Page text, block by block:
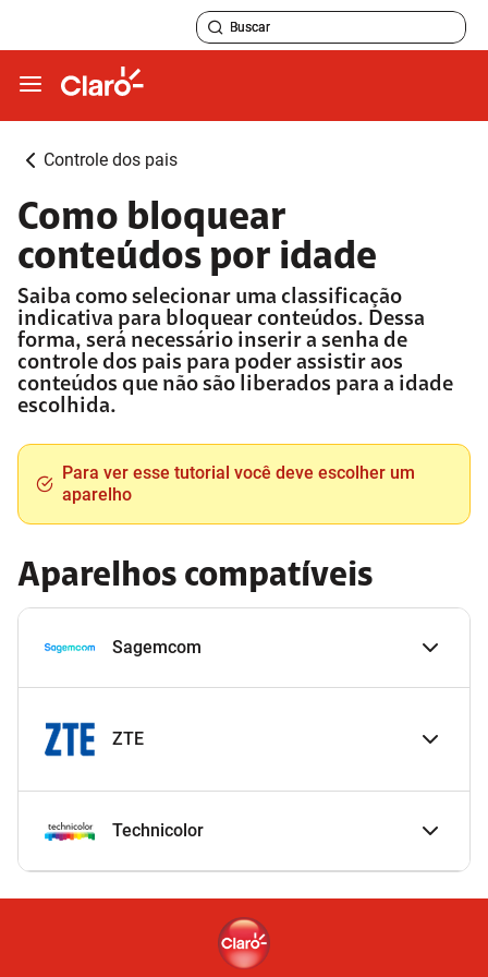
Controle dos pais
Como bloquear
conteúdos por idade
Saiba como selecionar uma classificação
indicativa para bloquear conteúdos. Dessa
forma, será necessário inserir a senha de
controle dos pais para poder assistir aos
conteúdos que não são liberados para a idade
escolhida.
Para ver esse tutorial você deve escolher um
aparelho
Aparelhos compatíveis
Sagemcom
ZTE
Technicolor